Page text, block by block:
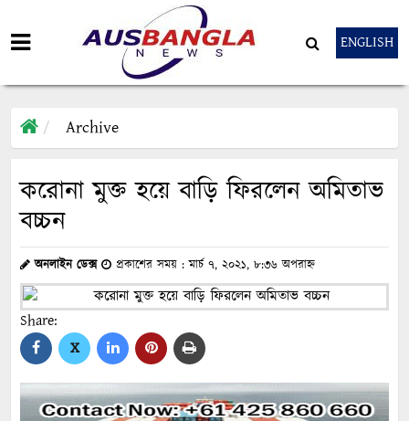
ENGLISH
Archive
করোনা মুক্ত হয়ে বাড়ি ফিরলেন অমিতাভ
বচ্চন
অনলাইন ডেক্স প্রকাশের সময় : মার্চ ৭, ২০২১, ৮:৩৬ অপরাহ্ন
Share:
X